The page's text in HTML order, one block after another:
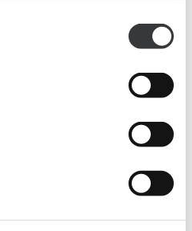
ämnen som tas upp i den
får konsekvenser för